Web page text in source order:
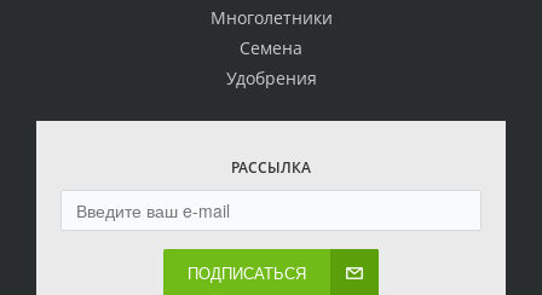
Многолетники
Семена
Удобрения
РАССЫЛКА
ПОДПИСАТЬСЯ